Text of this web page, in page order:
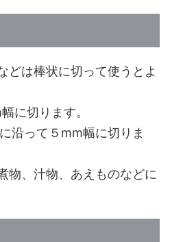
どは棒状に切って使うとよ
に切ります。
沿って５mm幅に切りま
物、汁物、あえものなどに